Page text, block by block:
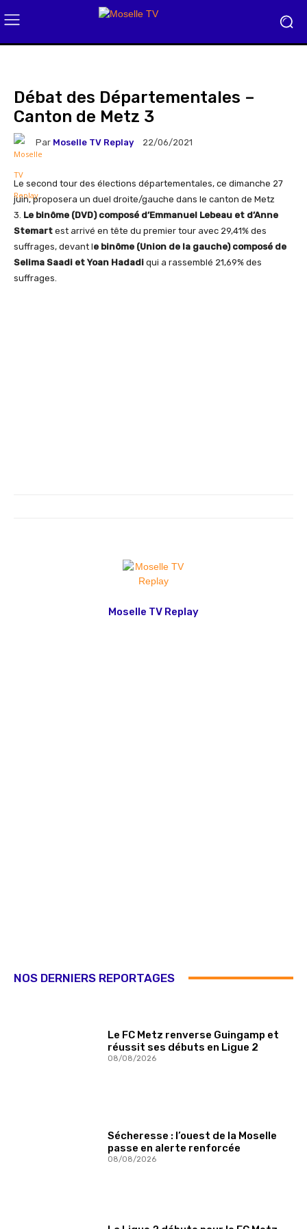
Débat des Départementales –
Canton de Metz 3
Par Moselle TV Replay 22/06/2021
Le second tour des élections départementales, ce dimanche 27
juin, proposera un duel droite/gauche dans le canton de Metz
3. Le binôme (DVD) composé d’Emmanuel Lebeau et d’Anne
Stemart est arrivé en tête du premier tour avec 29,41% des
suffrages, devant le binôme (Union de la gauche) composé de
Selima Saadi et Yoan Hadadi qui a rassemblé 21,69% des
suffrages.
Moselle TV Replay
NOS DERNIERS REPORTAGES
Le FC Metz renverse Guingamp et
réussit ses débuts en Ligue 2
08/08/2026
Sécheresse : l’ouest de la Moselle
passe en alerte renforcée
08/08/2026